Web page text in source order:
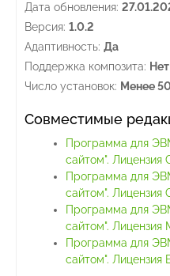
Дата обновления:
Версия: 1.0.2
Адаптивность: Да
Поддержка композита: Нет
Число установок: Менее
Совместимые
Программа для
сайтом". Лицензия
Программа для
сайтом". Лицензия
Программа для
сайтом". Лицензия
Программа для
сайтом". Лицензия